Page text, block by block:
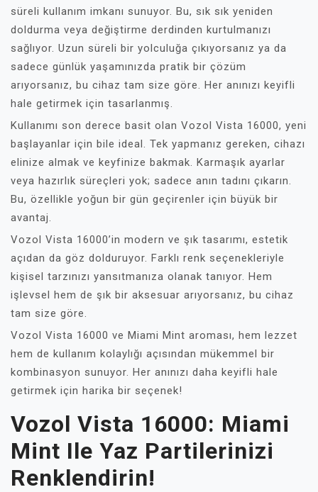
süreli kullanım imkanı sunuyor. Bu, sık sık yeniden
doldurma veya değiştirme derdinden kurtulmanızı
sağlıyor. Uzun süreli bir yolculuğa çıkıyorsanız ya da
sadece günlük yaşamınızda pratik bir çözüm
arıyorsanız, bu cihaz tam size göre. Her anınızı keyifli
hale getirmek için tasarlanmış.
Kullanımı son derece basit olan Vozol Vista 16000, yeni
başlayanlar için bile ideal. Tek yapmanız gereken, cihazı
elinize almak ve keyfinize bakmak. Karmaşık ayarlar
veya hazırlık süreçleri yok; sadece anın tadını çıkarın.
Bu, özellikle yoğun bir gün geçirenler için büyük bir
avantaj.
Vozol Vista 16000’in modern ve şık tasarımı, estetik
açıdan da göz dolduruyor. Farklı renk seçenekleriyle
kişisel tarzınızı yansıtmanıza olanak tanıyor. Hem
işlevsel hem de şık bir aksesuar arıyorsanız, bu cihaz
tam size göre.
Vozol Vista 16000 ve Miami Mint aroması, hem lezzet
hem de kullanım kolaylığı açısından mükemmel bir
kombinasyon sunuyor. Her anınızı daha keyifli hale
getirmek için harika bir seçenek!
Vozol Vista 16000: Miami
Mint Ile Yaz Partilerinizi
Renklendirin!